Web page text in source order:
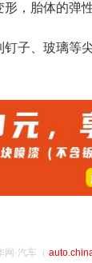
，胎体的弹
子、玻璃等
网·汽车（